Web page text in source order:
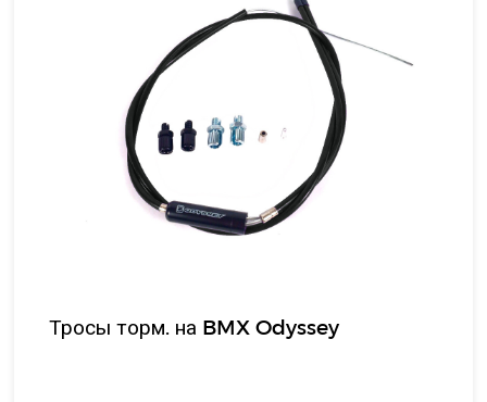
Тросы торм. на BMX Odyssey